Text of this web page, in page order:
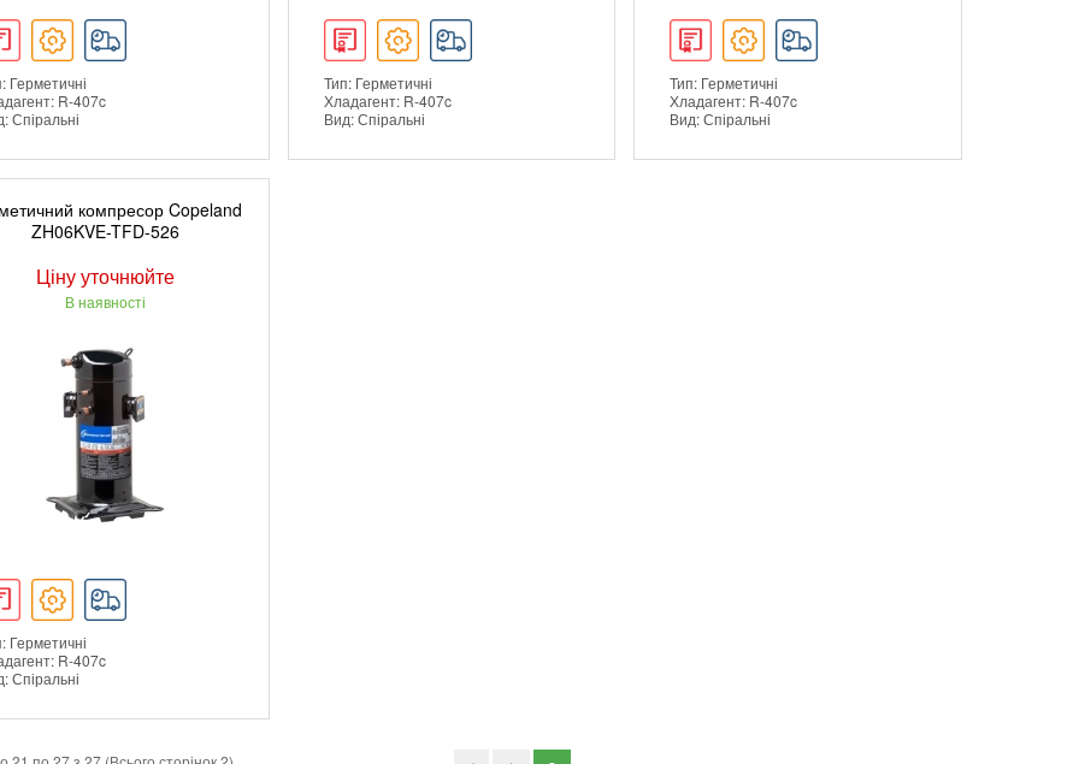
Герметичні
R-407c
Спіральні
ДЕТАЛЬНІШЕ
Тип: Герметичні
Хладагент: R-407c
Вид: Спіральні
Тип: Герметичні
Хладагент: R-407c
Вид: Спіральні
компресор Copeland
ZH06KVE-TFD-526
Ціну уточнюйте
В наявності
Герметичні
R-407c
Спіральні